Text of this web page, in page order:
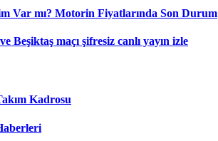
Var mı? Motorin Fiyatlarında Son Durum
Beşiktaş maçı şifresiz canlı yayın izle
Kadrosu